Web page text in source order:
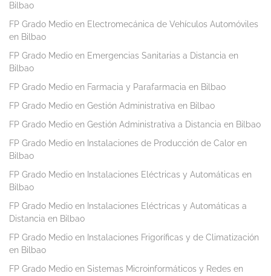
Bilbao
FP Grado Medio en Electromecánica de Vehículos Automóviles
en Bilbao
FP Grado Medio en Emergencias Sanitarias a Distancia en
Bilbao
FP Grado Medio en Farmacia y Parafarmacia en Bilbao
FP Grado Medio en Gestión Administrativa en Bilbao
FP Grado Medio en Gestión Administrativa a Distancia en Bilbao
FP Grado Medio en Instalaciones de Producción de Calor en
Bilbao
FP Grado Medio en Instalaciones Eléctricas y Automáticas en
Bilbao
FP Grado Medio en Instalaciones Eléctricas y Automáticas a
Distancia en Bilbao
FP Grado Medio en Instalaciones Frigoríficas y de Climatización
en Bilbao
FP Grado Medio en Sistemas Microinformáticos y Redes en